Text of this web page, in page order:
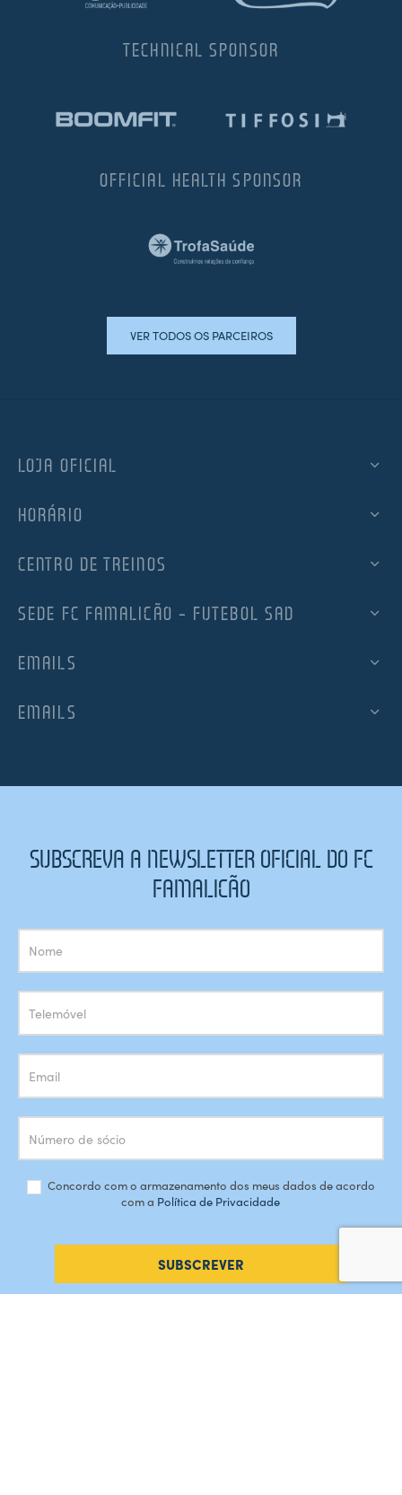
TECHNICAL SPONSOR
OFFICIAL HEALTH SPONSOR
VER TODOS OS PARCEIROS
LOJA OFICIAL
HORÁRIO
CENTRO DE TREINOS
SEDE FC FAMALICÃO – FUTEBOL SAD
EMAILS
EMAILS
SUBSCREVA A NEWSLETTER OFICIAL DO FC
FAMALICÃO
Subscrição
Newsletter
Concordo com o armazenamento dos meus dados de acordo
com a Política de Privacidade
SUBSCREVER